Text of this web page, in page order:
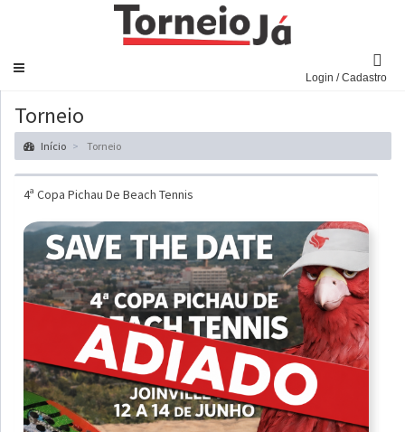
Navegar
Login / Cadastro
Torneio
Início Torneio
4ª Copa Pichau De Beach Tennis